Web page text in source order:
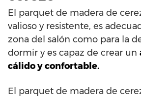
El parquet de madera de
valioso y resistente, es
zona del salón como para la
dormir y es capaz de crear un
cálido y confortable.
El parquet de madera de